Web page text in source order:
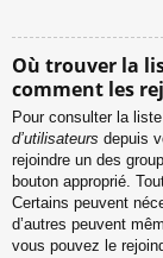
Où trouver la
comment les
Pour consulter la
d’utilisateurs depuis
rejoindre un des
bouton approprié.
Certains peuvent
d’autres peuvent
vous pouvez le